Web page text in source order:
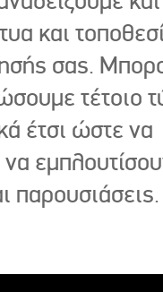
και
σας.
τέτοιο
έτσι ώστε να
παρουσιάσεις.